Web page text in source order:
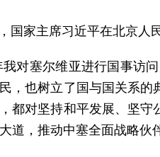
国家主席习近平在北京人
对塞尔维亚进行国事访
，也树立了国与国关系
都对坚持和平发展、坚
道，推动中塞全面战略伙